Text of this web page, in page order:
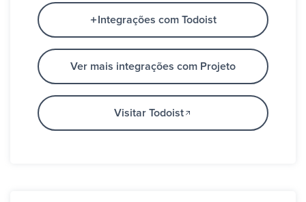
Integrações com Todoist
Ver mais integrações com Projeto
Visitar Todoist